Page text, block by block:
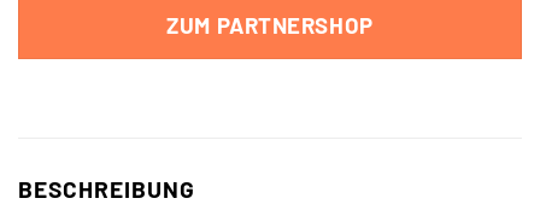
ZUM PARTNERSHOP
BESCHREIBUNG